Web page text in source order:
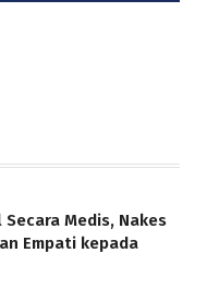
Secara Medis, Nakes
Empati kepada